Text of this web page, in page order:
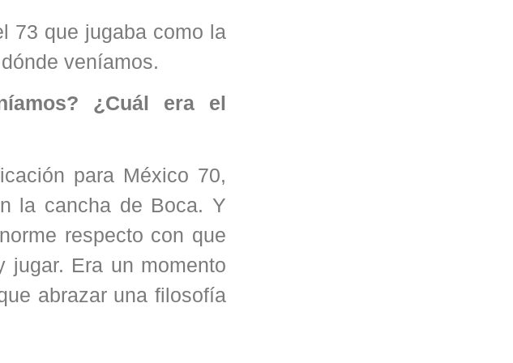
73 que jugaba como la
veníamos.
¿Cuál era el
para México 70,
la cancha de Boca. Y
respecto con que
jugar. Era un momento
abrazar una filosofía